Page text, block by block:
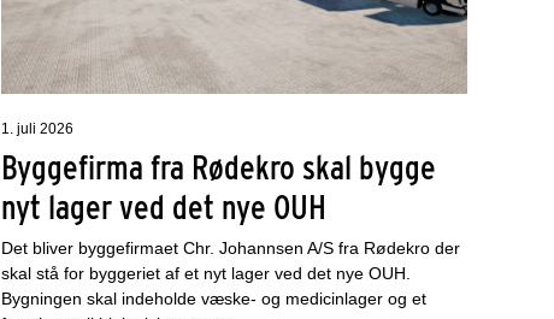
1. juli 2026
Byggefirma fra Rødekro skal bygge
nyt lager ved det nye OUH
Det bliver byggefirmaet Chr. Johannsen A/S fra Rødekro der
skal stå for byggeriet af et nyt lager ved det nye OUH.
Bygningen skal indeholde væske- og medicinlager og et